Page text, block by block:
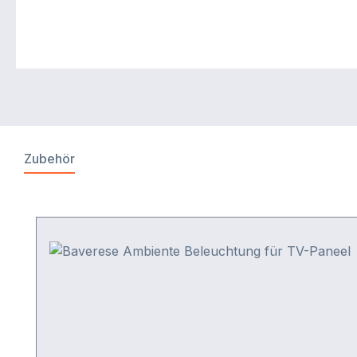
Zubehör